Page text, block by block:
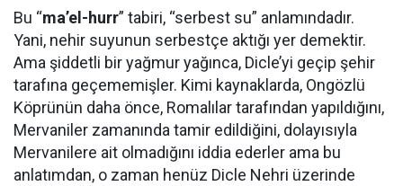
Bu “ma’el-hurr” tabiri, “serbest su” anlamındadır.
Yani, nehir suyunun serbestçe aktığı yer demektir.
Ama şiddetli bir yağmur yağınca, Dicle’yi geçip şehir
tarafına geçememişler. Kimi kaynaklarda, Ongözlü
Köprünün daha önce, Romalılar tarafından yapıldığını,
Mervaniler zamanında tamir edildiğini, dolayısıyla
Mervanilere ait olmadığını iddia ederler ama bu
anlatımdan, o zaman henüz Dicle Nehri üzerinde